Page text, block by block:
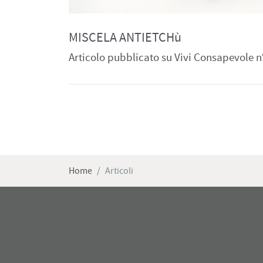
MISCELA ANTIETCHù
Articolo pubblicato su Vivi Consapevole
Home Articoli